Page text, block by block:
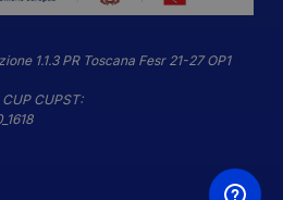
1.1.3 PR Toscana Fesr 21-27 OP1
CUP CUPST: